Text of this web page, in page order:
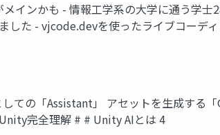
インかも - 情報工学系の大学に通う学
た - vjcode.devを使ったライブコーデ
ての「Assistant」 アセットを生成する
完全理解 # # Unity AIとは 4